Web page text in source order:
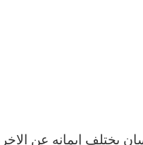
يختلف إيمانه عن